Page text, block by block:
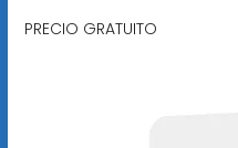
PRECIO GRATUITO